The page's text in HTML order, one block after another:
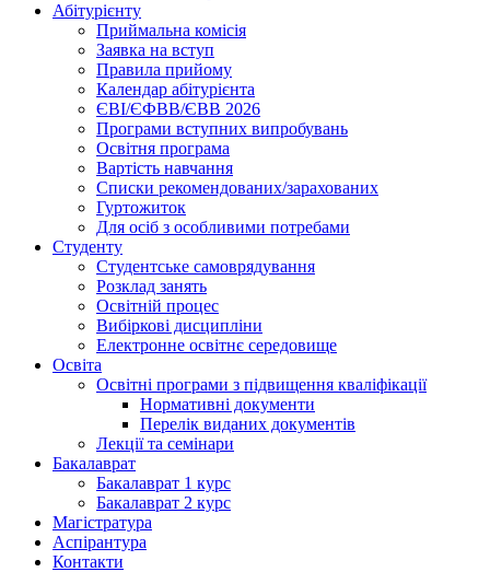
Абітурієнту
Приймальна комісія
Заявка на вступ
Правила прийому
Календар абітурієнта
ЄВІ/ЄФВВ/ЄВВ 2026
Програми вступних випробувань
Освітня програма
Вартість навчання
Списки рекомендованих/зарахованих
Гуртожиток
Для осіб з особливими потребами
Студенту
Студентське самоврядування
Розклад занять
Освітній процес
Вибіркові дисципліни
Електронне освітнє середовище
Освіта
Освітні програми з підвищення кваліфікації
Нормативні документи
Перелік виданих документів
Лекції та семінари
Бакалаврат
Бакалаврат 1 курс
Бакалаврат 2 курс
Магістратура
Аспірантура
Контакти